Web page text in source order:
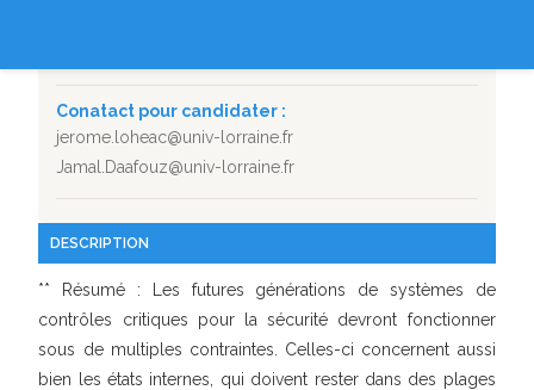
Conatact pour candidater :
jerome.loheac@univ-lorraine.fr
Jamal.Daafouz@univ-lorraine.fr
DESCRIPTION
** Résumé : Les futures générations de systèmes de
contrôles critiques pour la sécurité devront fonctionner
sous de multiples contraintes. Celles-ci concernent aussi
bien les états internes, qui doivent rester dans des plages